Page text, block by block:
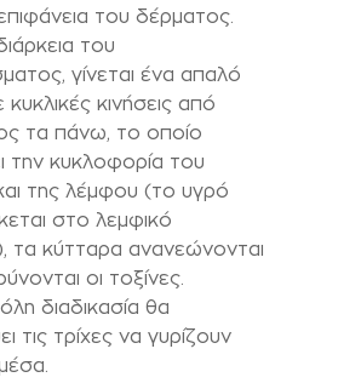
του δέρματος.
του
γίνεται ένα απαλό
κινήσεις από
τα πάνω, το οποίο
την κυκλοφορία του
της λέμφου (το υγρό
στο λεμφικό
τα κύτταρα ανανεώνονται
οι τοξίνες.
διαδικασία θα
τις τρίχες να γυρίζουν